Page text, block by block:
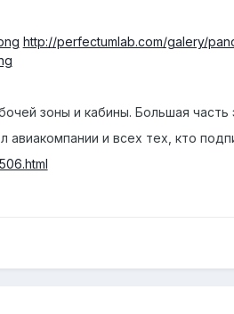
http://perfectumlab.com/galery/
зоны и кабины. Большая
и всех тех, кто